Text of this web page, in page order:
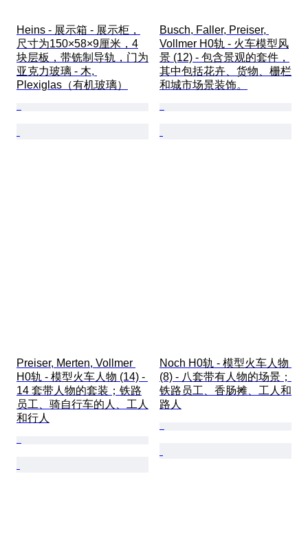
Heins - 展示箱 - 展示柜，
尺寸为150×58×9厘米，4
块层板，带铣制导轨，门为
亚克力玻璃 - 木,
Plexiglas（有机玻璃）
Busch, Faller, Preiser,
Vollmer H0轨 - 火车模型风
景 (12) - 包含景观的套件，
其中包括花卉、货物、栅栏
和城市场景装饰。
Preiser, Merten, Vollmer
H0轨 - 模型火车人物 (14) -
14 套带人物的套装；铁路
员工、骑自行车的人、工人
和行人
Noch H0轨 - 模型火车人物
(8) - 八套带有人物的场景；
铁路员工、香肠摊、工人和
路人